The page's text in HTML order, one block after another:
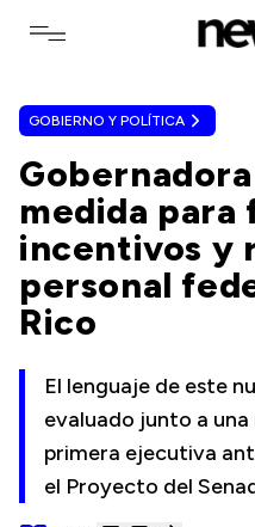
Toggle navigation menu
GOBIERNO Y POLÍTICA
medida
incentivos y
personal
Rico
El lenguaje de este
evaluado junto a
primera ejecutiva
el Proyecto del